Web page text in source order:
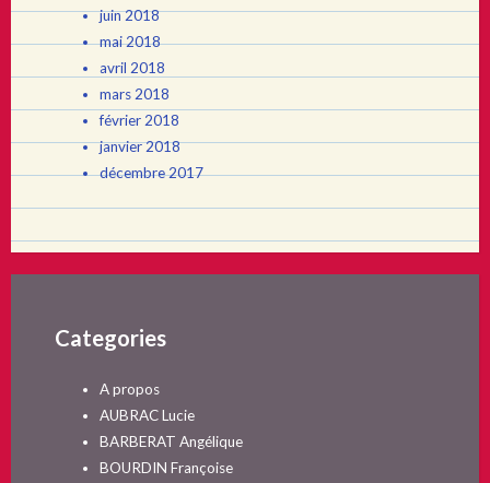
juin 2018
mai 2018
avril 2018
mars 2018
février 2018
janvier 2018
décembre 2017
Categories
A propos
AUBRAC Lucie
BARBERAT Angélique
BOURDIN Françoise